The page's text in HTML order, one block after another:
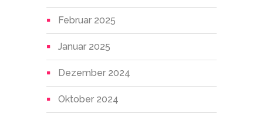
Februar 2025
Januar 2025
Dezember 2024
Oktober 2024